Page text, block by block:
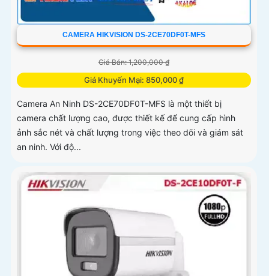
CAMERA HIKVISION DS-2CE70DF0T-MFS
Giá Bán: 1,200,000 ₫
Giá Khuyến Mại: 850,000 ₫
Camera An Ninh DS-2CE70DF0T-MFS là một thiết bị
camera chất lượng cao, được thiết kế để cung cấp hình
ảnh sắc nét và chất lượng trong việc theo dõi và giám sát
an ninh. Với độ...